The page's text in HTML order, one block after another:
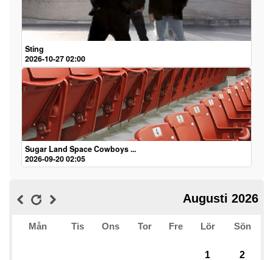
Sting
2026-10-27 02:00
Sugar Land Space Cowboys ...
2026-09-20 02:05
Augusti 2026
Mån Tis Ons Tor Fre Lör Sön
1 2